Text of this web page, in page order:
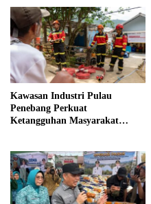
Kawasan Industri Pulau
Penebang Perkuat
Ketangguhan Masyarakat